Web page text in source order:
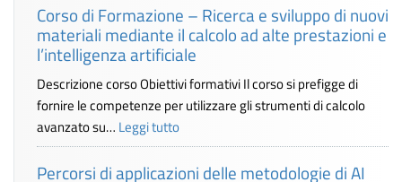
Corso di Formazione – Ricerca e sviluppo di nuovi
materiali mediante il calcolo ad alte prestazioni e
l’intelligenza artificiale
Descrizione corso Obiettivi formativi Il corso si prefigge di
fornire le competenze per utilizzare gli strumenti di calcolo
avanzato su… Leggi tutto
Percorsi di applicazioni delle metodologie di AI